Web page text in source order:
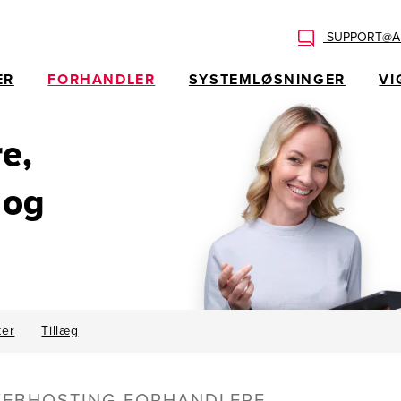
FORHANDLER SYSTEMLØSNINGER
Tillæg